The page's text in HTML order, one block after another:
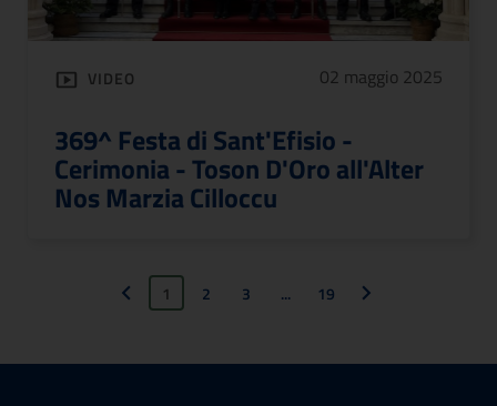
VIDEO 02 maggio 2025
369^ Festa di Sant'Efisio -
Cerimonia - Toson D'Oro all'Alter
Nos Marzia Cilloccu
Pagina precedente
1 2 3 ... 19 Pagina successiva